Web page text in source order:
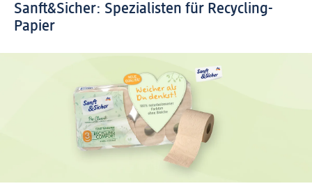
Sanft&Sicher: Spezialisten für Recycling-
Papier